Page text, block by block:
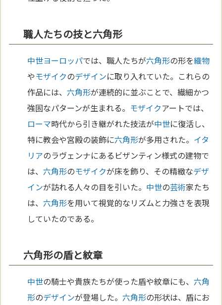
職人たちの技と六角形
中世ヨーロッパでは、職人たちが六角形の形を織物
やモザイクのデザインに取り入れていた。これらの
作品には、六角形が連続的に並ぶことで、繊細かつ
強固なパターンが生まれる。 モザイクアートでは、
ローマ時代から引き継がれた技法が中世に復活し、
特に教会や宮殿の装飾に六角形が多用された。 イタ
リアのラヴェンナにあるビザンティン様式の建物で
は、六角形のモザイクが床を飾り、その精緻なデザ
インが訪れる人々の目を引いた。 中世の芸術家たち
は、六角形を用いて視覚的なリズムと力強さを表現
していたのである。
六角形の盾と紋章
中世の騎士や貴族たちが使った盾や紋章にも、六角
形のデザインが登場した。六角形の形状は、盾にお